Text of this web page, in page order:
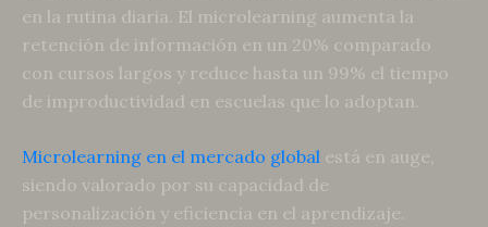
en la rutina diaria. El microlearning aumenta la
retención de información en un 20% comparado
con cursos largos y reduce hasta un 99% el tiempo
de improductividad en escuelas que lo adoptan.
Microlearning en el mercado global está en auge,
siendo valorado por su capacidad de
personalización y eficiencia en el aprendizaje.